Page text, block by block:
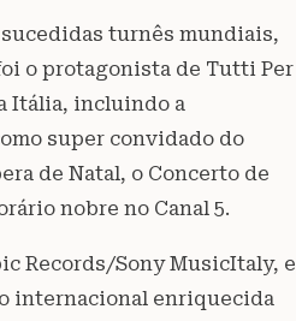
sucedidas turnês mundiais,
o protagonista de Tutti Per
Itália, incluindo a
super convidado do
de Natal, o Concerto de
nobre no Canal 5.
Records/Sony MusicItaly, e
internacional enriquecida